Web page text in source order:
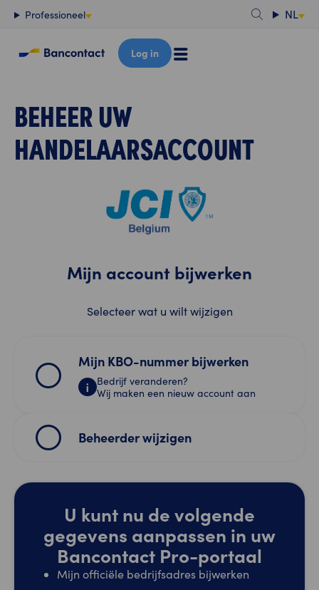
Content
Professioneel NL
Log in
BEHEER UW
HANDELAARSACCOUNT
Mijn account bijwerken
Selecteer wat u wilt wijzigen
Mijn KBO-nummer bijwerken
Bedrijf veranderen?
Wij maken een nieuw account aan
Beheerder wijzigen
U kunt nu de volgende
gegevens aanpassen in uw
Bancontact Pro-portaal
Mijn officiële bedrijfsadres bijwerken